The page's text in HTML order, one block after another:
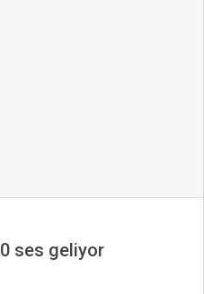
ses geliyor